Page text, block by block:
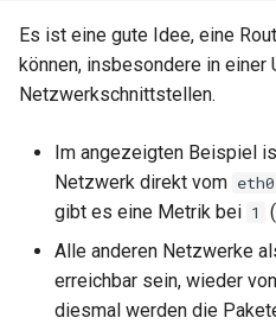
Es ist eine gute Idee, eine
können, insbesondere in einer
Netzwerkschnittstellen.
Im angezeigten Beispiel
Netzwerk direkt vom eth0
gibt es eine Metrik bei 1
Alle anderen Netzwerke
erreichbar sein, wieder
diesmal werden die